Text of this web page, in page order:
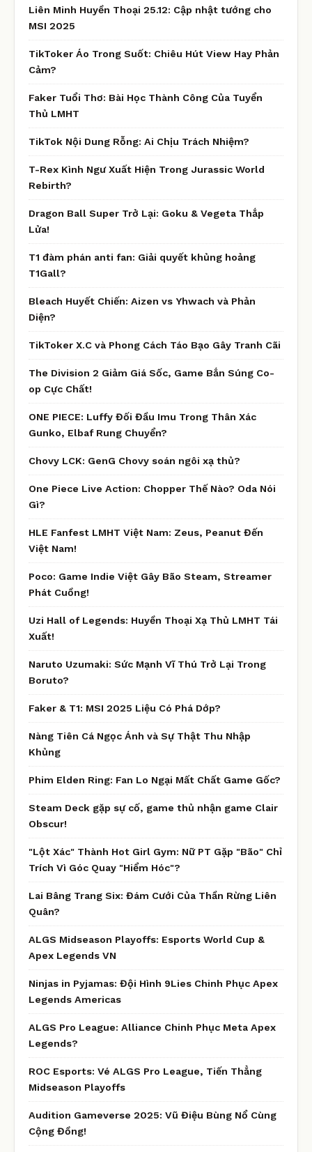
Liên Minh Huyền Thoại 25.12: Cập nhật tướng cho
MSI 2025
TikToker Áo Trong Suốt: Chiêu Hút View Hay Phản
Cảm?
Faker Tuổi Thơ: Bài Học Thành Công Của Tuyển
Thủ LMHT
TikTok Nội Dung Rỗng: Ai Chịu Trách Nhiệm?
T-Rex Kình Ngư Xuất Hiện Trong Jurassic World
Rebirth?
Dragon Ball Super Trở Lại: Goku & Vegeta Thắp
Lửa!
T1 đàm phán anti fan: Giải quyết khủng hoảng
T1Gall?
Bleach Huyết Chiến: Aizen vs Yhwach và Phản
Diện?
TikToker X.C và Phong Cách Táo Bạo Gây Tranh Cãi
The Division 2 Giảm Giá Sốc, Game Bắn Súng Co-
op Cực Chất!
ONE PIECE: Luffy Đối Đầu Imu Trong Thân Xác
Gunko, Elbaf Rung Chuyển?
Chovy LCK: GenG Chovy soán ngôi xạ thủ?
One Piece Live Action: Chopper Thế Nào? Oda Nói
Gì?
HLE Fanfest LMHT Việt Nam: Zeus, Peanut Đến
Việt Nam!
Poco: Game Indie Việt Gây Bão Steam, Streamer
Phát Cuồng!
Uzi Hall of Legends: Huyền Thoại Xạ Thủ LMHT Tái
Xuất!
Naruto Uzumaki: Sức Mạnh Vĩ Thú Trở Lại Trong
Boruto?
Faker & T1: MSI 2025 Liệu Có Phá Dớp?
Nàng Tiên Cá Ngọc Ánh và Sự Thật Thu Nhập
Khủng
Phim Elden Ring: Fan Lo Ngại Mất Chất Game Gốc?
Steam Deck gặp sự cố, game thủ nhận game Clair
Obscur!
"Lột Xác" Thành Hot Girl Gym: Nữ PT Gặp "Bão" Chỉ
Trích Vì Góc Quay "Hiểm Hóc"?
Lai Bâng Trang Six: Đám Cưới Của Thần Rừng Liên
Quân?
ALGS Midseason Playoffs: Esports World Cup &
Apex Legends VN
Ninjas in Pyjamas: Đội Hình 9Lies Chinh Phục Apex
Legends Americas
ALGS Pro League: Alliance Chinh Phục Meta Apex
Legends?
ROC Esports: Vé ALGS Pro League, Tiến Thẳng
Midseason Playoffs
Audition Gameverse 2025: Vũ Điệu Bùng Nổ Cùng
Cộng Đồng!